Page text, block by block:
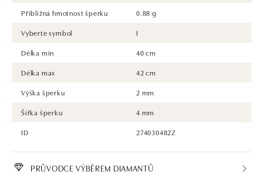
Přibližná hmotnost šperku
0.88 g
Vyberte symbol
I
Délka min
40 cm
Délka max
42 cm
Výška šperku
2 mm
Šířka šperku
4 mm
ID
274030482Z
PRŮVODCE VÝBĚREM DIAMANTŮ